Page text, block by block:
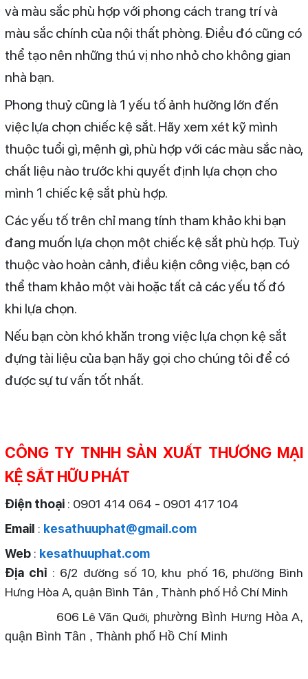
và màu sắc phù hợp với phong cách trang trí và
màu sắc chính của nội thất phòng. Điều đó cũng có
thể tạo nên những thú vị nho nhỏ cho không gian
nhà bạn.
Phong thuỷ cũng là 1 yếu tố ảnh hưởng lớn đến
việc lựa chọn chiếc kệ sắt. Hãy xem xét kỹ mình
thuộc tuổi gì, mệnh gì, phù hợp với các màu sắc nào,
chất liệu nào trước khi quyết định lựa chọn cho
mình 1 chiếc kệ sắt phù hợp.
Các yếu tố trên chỉ mang tính tham khảo khi bạn
đang muốn lựa chọn một chiếc kệ sắt phù hợp. Tuỳ
thuộc vào hoàn cảnh, điều kiện công việc, bạn có
thể tham khảo một vài hoặc tất cả các yếu tố đó
khi lựa chọn.
Nếu bạn còn khó khăn trong việc lựa chọn kệ sắt
đựng tài liệu của bạn hãy gọi cho chúng tôi để có
được sự tư vấn tốt nhất.
CÔNG TY TNHH SẢN XUẤT THƯƠNG MẠI
KỆ SẮT HỮU PHÁT
Điện thoại: 0901 414 064 - 0901 417 104
Email : kesathuuphat@gmail.com
Web : kesathuuphat.com
Địa chỉ : 6/2 đường số 10, khu phố 16, phường Bình
Hưng Hòa A, quận Bình Tân , Thành phố Hồ Chí Minh
606 Lê Văn Quới, phường Bình Hưng Hòa A,
quận Bình Tân , Thành phố Hồ Chí Minh